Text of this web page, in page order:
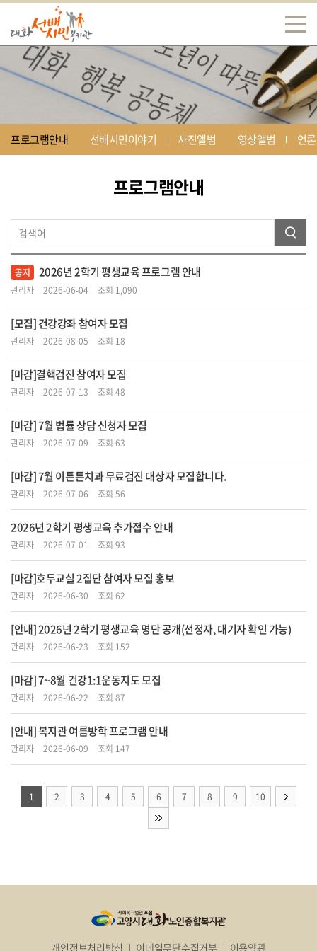
프로그램안내 선배시민이야기 사진앨범 영상앨범 언
프로그램안내
공지 2026년 2학기 평생교육 프로그램 안내
관리자 2026-06-04 조회 1,090
[모집] 건강강좌 참여자 모집
관리자 2026-08-05 조회 18
[마감]결핵검진 참여자 모집
관리자 2026-07-13 조회 48
[마감] 7월 법률 상담 신청자 모집
관리자 2026-07-09 조회 63
[마감] 7월 이튼튼치과 무료검진 대상자 모집합니다.
관리자 2026-07-06 조회 56
2026년 2학기 평생교육 추가접수 안내
관리자 2026-07-01 조회 93
[마감]호두교실 2집단 참여자 모집 홍보
관리자 2026-06-30 조회 62
[안내] 2026년 2학기 평생교육 명단 공개(선정자, 대기자 확인 가능)
관리자 2026-06-23 조회 152
[마감] 7~8월 건강1:1운동지도 모집
관리자 2026-06-22 조회 87
[안내] 복지관 여름방학 프로그램 안내
관리자 2026-06-09 조회 147
1 2 3 4 5 6 7 8 9 10
개인정보처리방침 이메일무단수집거부 이용약관